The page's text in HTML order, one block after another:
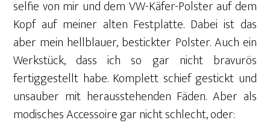
selfie von mir und dem VW-Käfer-Polster auf dem
Kopf auf meiner alten Festplatte. Dabei ist das
aber mein hellblauer, bestickter Polster. Auch ein
Werkstück, dass ich so gar nicht bravurös
fertiggestellt habe. Komplett schief gestickt und
unsauber mit herausstehenden Fäden. Aber als
modisches Accessoire gar nicht schlecht, oder: